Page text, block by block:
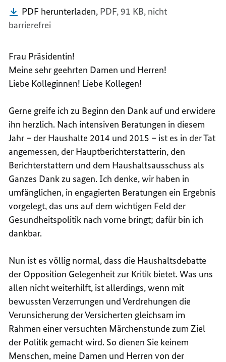
PDF herunterladen, PDF, 91 KB, nicht
barrierefrei
Frau Präsidentin!
Meine sehr geehrten Damen und Herren!
Liebe Kolleginnen! Liebe Kollegen!
Gerne greife ich zu Beginn den Dank auf und erwidere
ihn herzlich. Nach intensiven Beratungen in diesem
Jahr – der Haushalte 2014 und 2015 – ist es in der Tat
angemessen, der Hauptberichterstatterin, den
Berichterstattern und dem Haushaltsausschuss als
Ganzes Dank zu sagen. Ich denke, wir haben in
umfänglichen, in engagierten Beratungen ein Ergebnis
vorgelegt, das uns auf dem wichtigen Feld der
Gesundheitspolitik nach vorne bringt; dafür bin ich
dankbar.
Nun ist es völlig normal, dass die Haushaltsdebatte
der Opposition Gelegenheit zur Kritik bietet. Was uns
allen nicht weiterhilft, ist allerdings, wenn mit
bewussten Verzerrungen und Verdrehungen die
Verunsicherung der Versicherten gleichsam im
Rahmen einer versuchten Märchenstunde zum Ziel
der Politik gemacht wird. So dienen Sie keinem
Menschen, meine Damen und Herren von der